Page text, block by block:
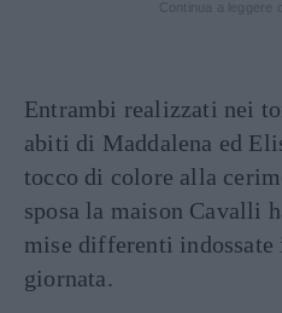
Entrambi realizzati nei
abiti di Maddalena ed
tocco di colore alla
sposa la maison Cavalli
mise differenti
giornata.